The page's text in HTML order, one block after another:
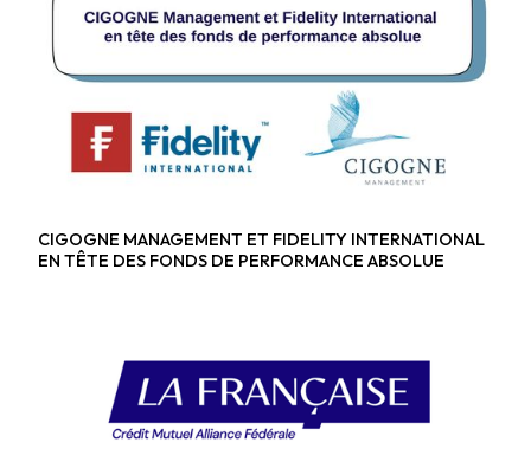
Fonds alternatifs
CIGOGNE MANAGEMENT ET FIDELITY INTERNATIONAL
EN TÊTE DES FONDS DE PERFORMANCE ABSOLUE